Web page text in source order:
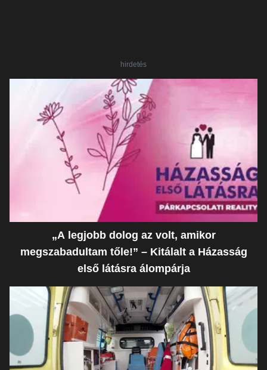
hirdetés
„A legjobb dolog az volt, amikor
megszabadultam tőle!” – Kitálalt a Házasság
első látásra álompárja